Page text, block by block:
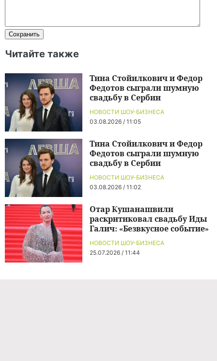
Читайте также
НОВОСТИ ШОУ-БИЗНЕСА
03.08.2026 / 11:05
Тина Стойилкович и Федор
Федотов сыграли шумную
свадьбу в Сербии
НОВОСТИ ШОУ-БИЗНЕСА
03.08.2026 / 11:02
Тина Стойилкович и Федор
Федотов сыграли шумную
свадьбу в Сербии
НОВОСТИ ШОУ-БИЗНЕСА
25.07.2026 / 11:44
Отар Кушанашвили
раскритиковал свадьбу Иды
Галич: «Безвкусное событие»